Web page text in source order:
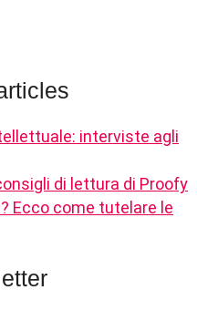
interviste agli
di lettura di Proofy
Ecco come tutelare le